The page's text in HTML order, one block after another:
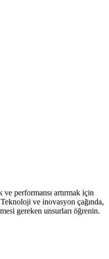
performansı artırmak için
ve inovasyon çağında,
gereken unsurları öğrenin.